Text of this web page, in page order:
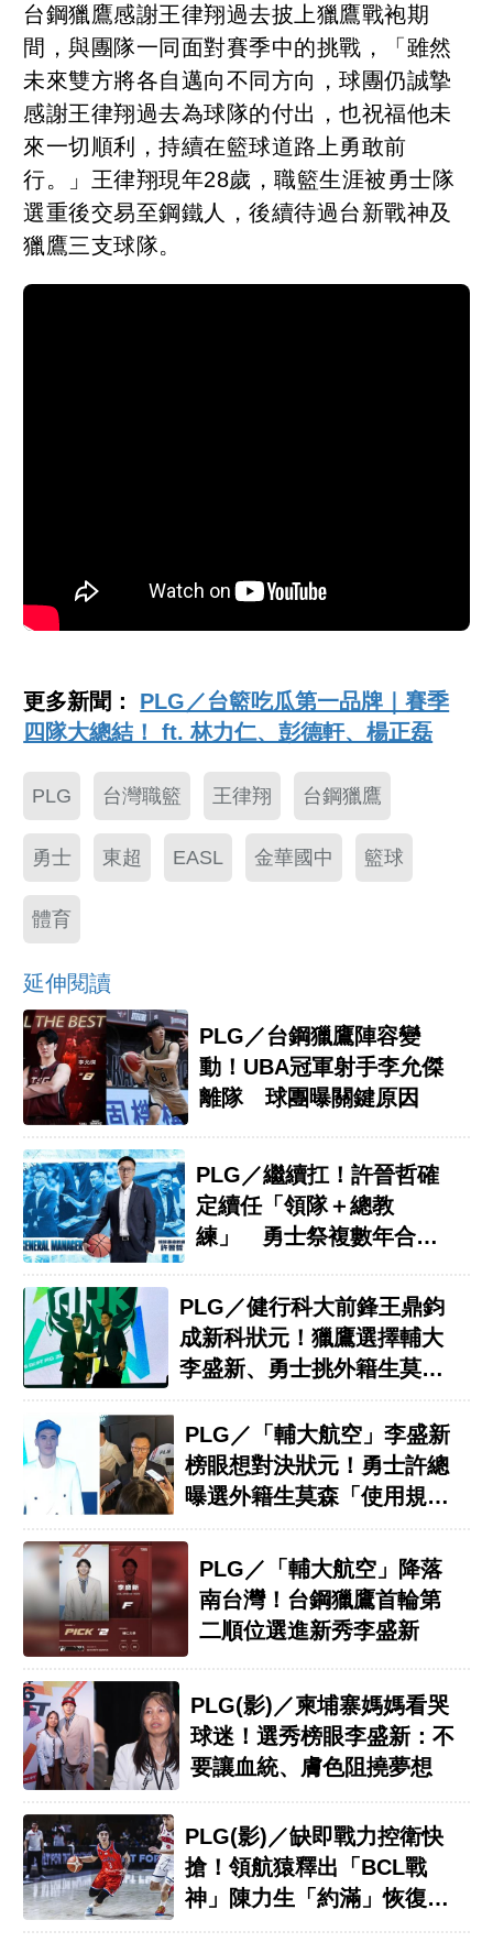
台鋼獵鷹感謝王律翔過去披上獵鷹戰袍期
間，與團隊一同面對賽季中的挑戰，「雖然
未來雙方將各自邁向不同方向，球團仍誠摯
感謝王律翔過去為球隊的付出，也祝福他未
來一切順利，持續在籃球道路上勇敢前
行。」王律翔現年28歲，職籃生涯被勇士隊
選重後交易至鋼鐵人，後續待過台新戰神及
獵鷹三支球隊。
更多新聞： PLG／台籃吃瓜第一品牌｜賽季
四隊大總結！ ft. 林力仁、彭德軒、楊正磊
PLG 台灣職籃 王律翔 台鋼獵鷹
勇士 東超 EASL 金華國中 籃球
體育
延伸閱讀
PLG／台鋼獵鷹陣容變
動！UBA冠軍射手李允傑
離隊 球團曝關鍵原因
PLG／繼續扛！許晉哲確
定續任「領隊＋總教
練」 勇士祭複數年合約
PLG／健行科大前鋒王鼎鈞
成新科狀元！獵鷹選擇輔大
李盛新、勇士挑外籍生莫森
PLG／「輔大航空」李盛新
榜眼想對決狀元！勇士許總
曝選外籍生莫森「使用規
PLG／「輔大航空」降落
南台灣！台鋼獵鷹首輪第
二順位選進新秀李盛新
PLG(影)／柬埔寨媽媽看哭
球迷！選秀榜眼李盛新：不
要讓血統、膚色阻撓夢想
PLG(影)／缺即戰力控衛快
搶！領航猿釋出「BCL戰
神」陳力生「約滿」恢復自